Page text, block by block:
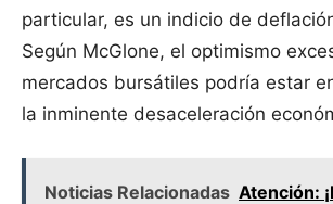
particular, es un indicio de
Según McGlone, el optimismo
mercados bursátiles podría estar
la inminente desaceleración
Noticias Relacionadas Atención: